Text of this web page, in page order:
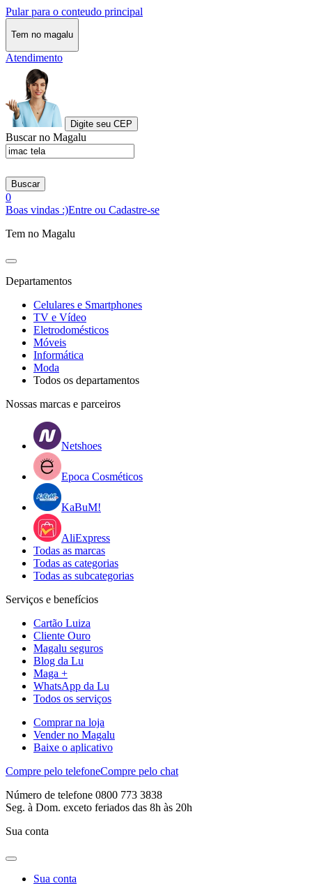
Pular para o conteudo principal
Tem no magalu
Atendimento
Digite seu CEP
Buscar no Magalu
Buscar
0
Boas vindas :)Entre ou Cadastre-se
Tem no Magalu
Departamentos
Celulares e Smartphones
TV e Vídeo
Eletrodomésticos
Móveis
Informática
Moda
Todos os departamentos
Nossas marcas e parceiros
Netshoes
Epoca Cosméticos
KaBuM!
AliExpress
Todas as marcas
Todas as categorias
Todas as subcategorias
Serviços e benefícios
Cartão Luiza
Cliente Ouro
Magalu seguros
Blog da Lu
Maga +
WhatsApp da Lu
Todos os serviços
Comprar na loja
Vender no Magalu
Baixe o aplicativo
Compre pelo telefoneCompre pelo chat
Número de telefone 0800 773 3838
Seg. à Dom. exceto feriados das 8h às 20h
Sua conta
Sua conta